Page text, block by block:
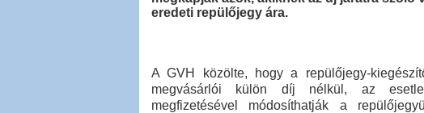
eredeti repülőjegy ára.
A GVH közölte, hogy a repülőjegy-
megvásárlói külön díj nélkül, az
megfizetésével módosíthatják a